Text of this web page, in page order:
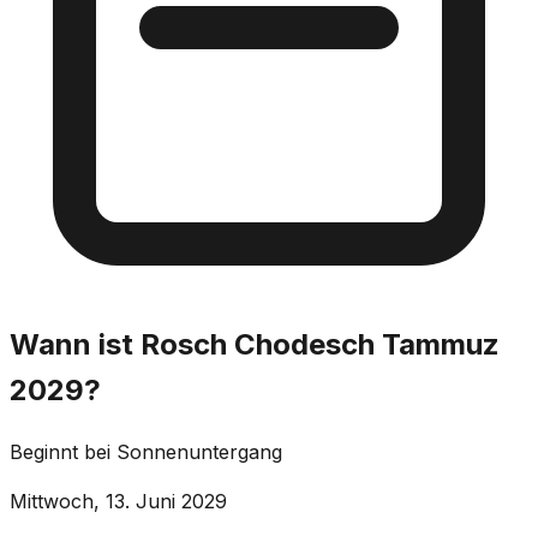
Wann ist Rosch Chodesch Tammuz
2029?
Beginnt bei Sonnenuntergang
Mittwoch, 13. Juni 2029